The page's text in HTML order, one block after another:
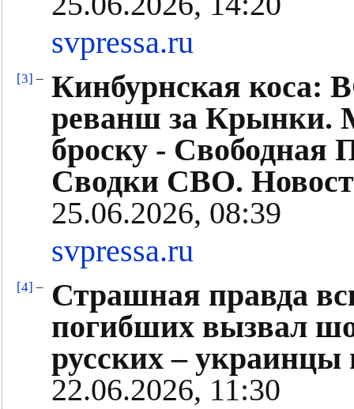
svpressa.ru
[3] – Кинбурнская коса:
реванш за Крынки.
броску - Свободная
Сводки СВО.
25.06.2026, 08:39
svpressa.ru
[4] –
Страшная правда
погибших вызвал
русских – украинцы
22.06.2026, 11:30